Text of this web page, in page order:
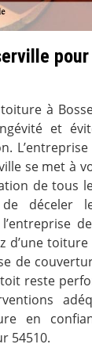
à
et
se met à
de tous
déceler
d’une
de
reste
en
54510.